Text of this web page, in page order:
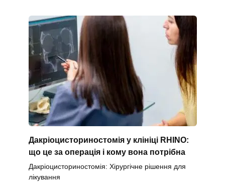
Дакріоцисториностомія у клініці RHINO:
що це за операція і кому вона потрібна
Дакріоцисториностомія: Хірургічне рішення для
лікування